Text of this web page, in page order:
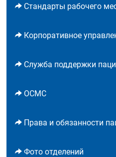
Стандарты рабочего
Корпоративное
Служба поддержки
ОСМС
Права и обязанности
Фото отделений